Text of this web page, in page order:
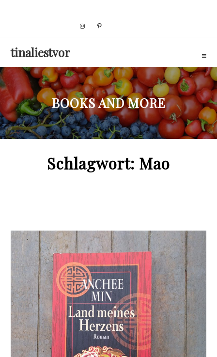
tinaliestvor
BOOKS AND MORE
Schlagwort: Mao